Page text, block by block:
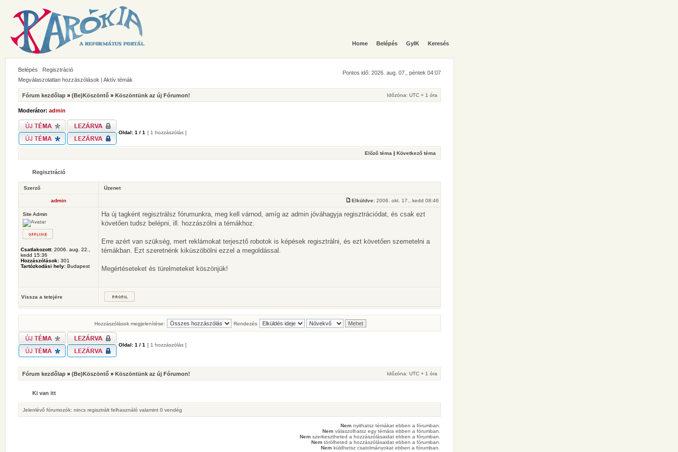
Home Belépés GyIK Keresés
Belépés Regisztráció
Pontos idő: 2026. aug. 07., péntek 04:07
Megválaszolatlan hozzászólások | Aktív témák
Fórum kezdőlap » (Be)Köszöntő » Köszöntünk az új Fórumon! Időzóna: UTC + 1 óra
Moderátor: admin
Oldal: 1 / 1 [ 1 hozzászólás ]
Előző téma | Következő téma
Regisztráció
Szerző Üzenet
admin Elküldve: 2006. okt. 17., kedd 08:46
Site Admin
Csatlakozott: 2006. aug. 22.,
kedd 15:36
Hozzászólások: 301
Tartózkodási hely: Budapest
Ha új tagként regisztrálsz fórumunkra, meg kell várnod, amíg az admin jóváhagyja regisztrációdat, és csak ezt
követően tudsz belépni, ill. hozzászólni a témákhoz.
Erre azért van szükség, mert reklámokat terjesztő robotok is képések regisztrálni, és ezt követően szemetelni a
témákban. Ezt szeretnénk kiküszöbölni ezzel a megoldással.
Megértéseteket és türelmeteket köszönjük!
Vissza a tetejére
Hozzászólások megjelenítése: Rendezés
Oldal: 1 / 1 [ 1 hozzászólás ]
Fórum kezdőlap » (Be)Köszöntő » Köszöntünk az új Fórumon! Időzóna: UTC + 1 óra
Ki van itt
Jelenlévő fórumozók: nincs regisztrált felhasználó valamint 0 vendég
Nem nyithatsz témákat ebben a fórumban.
Nem válaszolhatsz egy témára ebben a fórumban.
Nem szerkesztheted a hozzászólásaidat ebben a fórumban.
Nem törölheted a hozzászólásaidat ebben a fórumban.
Nem küldhetsz csatolmányokat ebben a fórumban.